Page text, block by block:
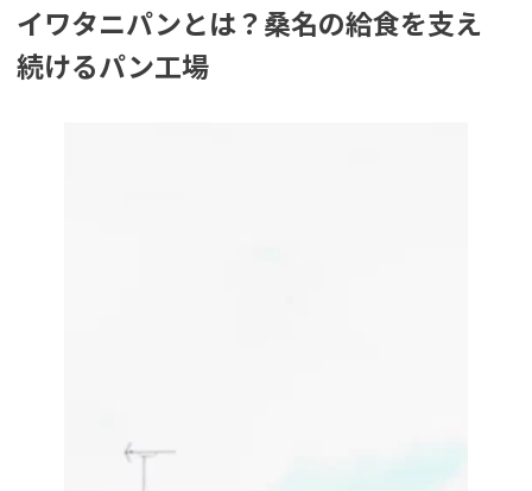
イワタニパンとは？桑名の給食を支え
続けるパン工場